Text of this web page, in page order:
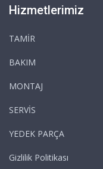
Hizmetlerimiz
TAMİR
BAKIM
MONTAJ
SERVİS
YEDEK PARÇA
Gizlilik Politikası